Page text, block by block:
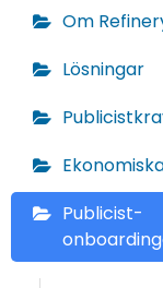
Om
Lösningar
Publicist-